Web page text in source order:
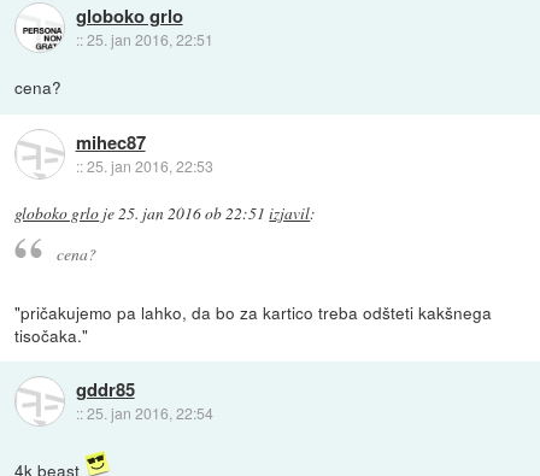
globoko grlo
::25. jan 2016, 22:51
cena?
mihec87
::25. jan 2016, 22:53
globoko grlo je25. jan 2016 ob 22:51 izjavil:
cena?
"pričakujemo pa lahko, da bo za kartico treba odšteti kakšnega
tisočaka."
gddr85
::25. jan 2016, 22:54
4k beast